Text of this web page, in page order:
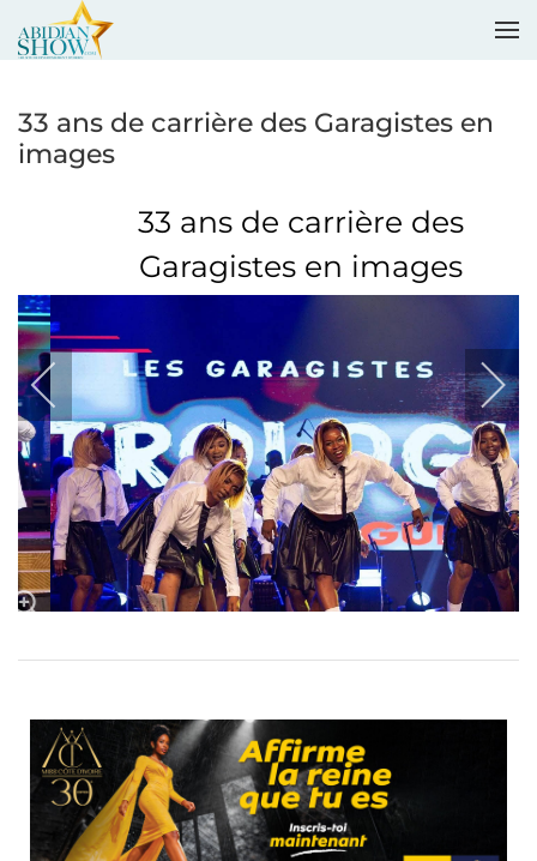
33 ans de carrière des Garagistes en
images
33 ans de carrière des
Garagistes en images